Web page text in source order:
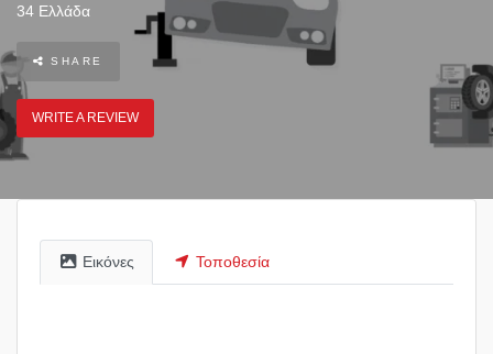
34 Ελλάδα
SHARE
WRITE A REVIEW
Εικόνες Τοποθεσία